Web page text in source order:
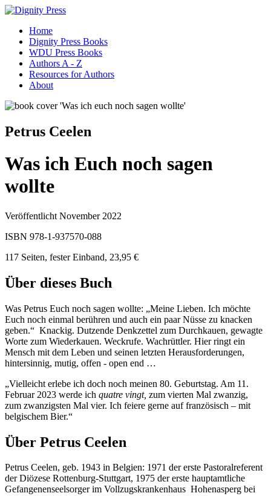
Home
Dignity Press Books
WDU Press Books
Authors A - Z
Resources for Authors
About
Petrus Ceelen
Was ich Euch noch sagen
wollte
Veröffentlicht November 2022
ISBN 978-1-937570-088
117 Seiten, fester Einband, 23,95 €
Über dieses Buch
Was Petrus Euch noch sagen wollte: „Meine Lieben. Ich möchte
Euch noch einmal berühren und auch ein paar Nüsse zu knacken
geben.“ Knackig. Dutzende Denkzettel zum Durchkauen, gewagte
Worte zum Wiederkauen. Weckrufe. Wachrüttler. Hier ringt ein
Mensch mit dem Leben und seinen letzten Herausforderungen,
hintersinnig, mutig, offen - open end …
„Vielleicht erlebe ich doch noch meinen 80. Geburtstag. Am 11.
Februar 2023 werde ich quatre vingt, zum vierten Mal zwanzig,
zum zwanzigsten Mal vier. Ich feiere gerne auf französisch – mit
belgischem Bier.“
Über Petrus Ceelen
Petrus Ceelen, geb. 1943 in Belgien: 1971 der erste Pastoralreferent
der Diözese Rottenburg-Stuttgart, 1975 der erste hauptamtliche
Gefangenenseelsorger im Vollzugskrankenhaus Hohenasperg bei